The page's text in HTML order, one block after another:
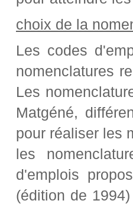
choix de la
Les codes
nomenclatures
Les
Matgéné,
pour réaliser les
les
d'emplois
(édition de